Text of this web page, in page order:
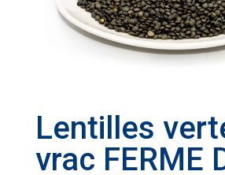
Lentilles
vrac FERME